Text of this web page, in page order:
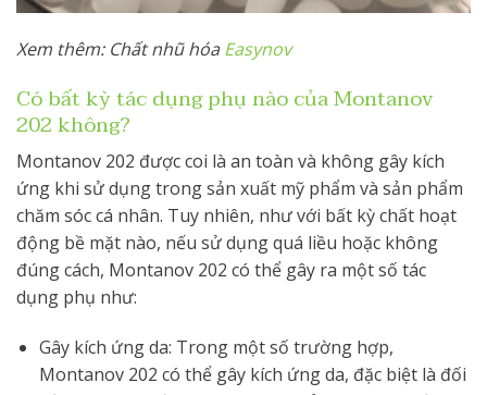
Xem thêm: Chất nhũ hóa Easynov
Có bất kỳ tác dụng phụ nào của Montanov
202 không?
Montanov 202 được coi là an toàn và không gây kích
ứng khi sử dụng trong sản xuất mỹ phẩm và sản phẩm
chăm sóc cá nhân. Tuy nhiên, như với bất kỳ chất hoạt
động bề mặt nào, nếu sử dụng quá liều hoặc không
đúng cách, Montanov 202 có thể gây ra một số tác
dụng phụ như:
Gây kích ứng da: Trong một số trường hợp,
Montanov 202 có thể gây kích ứng da, đặc biệt là đối